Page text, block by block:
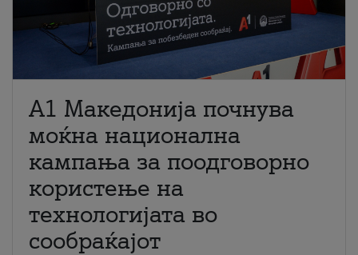
A1 Македонија почнува
моќна национална
кампања за поодговорно
користење на
технологијата во
сообраќајот